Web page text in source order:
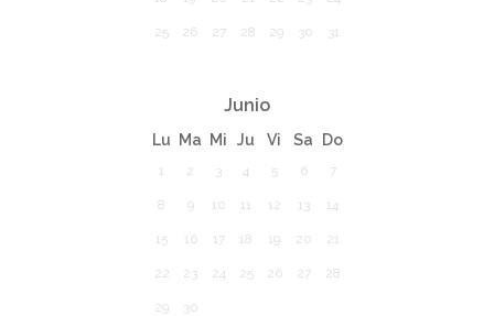
25 26 27 28 29 30 31
Junio
Lu Ma Mi Ju Vi Sa Do
1 2 3 4 5 6 7
8 9 10 11 12 13 14
15 16 17 18 19 20 21
22 23 24 25 26 27 28
29 30